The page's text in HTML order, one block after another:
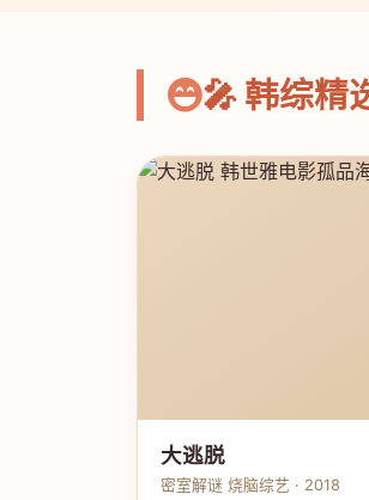
🎤 韩综精
大逃脱
密室解谜 烧脑综艺 · 2018